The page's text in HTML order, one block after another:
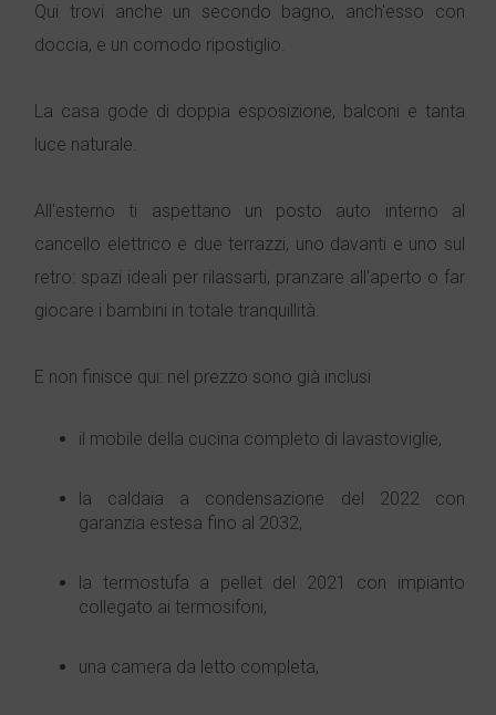
Qui trovi anche un secondo bagno, anch'esso con
doccia, e un comodo ripostiglio.
La casa gode di doppia esposizione, balconi e tanta
luce naturale.
All'esterno ti aspettano un posto auto interno al
cancello elettrico e due terrazzi, uno davanti e uno sul
retro: spazi ideali per rilassarti, pranzare all'aperto o far
giocare i bambini in totale tranquillità.
E non finisce qui: nel prezzo sono già inclusi
il mobile della cucina completo di lavastoviglie,
la caldaia a condensazione del 2022 con
garanzia estesa fino al 2032,
la termostufa a pellet del 2021 con impianto
collegato ai termosifoni,
una camera da letto completa,